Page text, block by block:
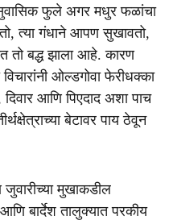
सुवासिक फुले अगर मधुर फळांचा
त्या गंधाने आपण सुखावतो,
तो बद्ध झाला आहे. कारण
ओल्डगोवा फेरीधक्का
दिवार आणि पिएदाद अशा पाच
बेटावर पाय ठेवून
जुवारीच्या मुखाकडील
आणि बार्देश तालुक्यात परकीय